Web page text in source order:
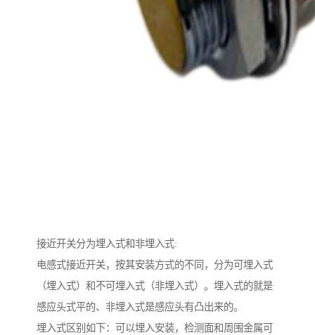
接近开关分为埋入式和非埋入式:
电感式接近开关，按其安装方式的不同，分为可埋入式
（埋入式）和不可埋入式（非埋入式）。埋入式的就是
感应头式平的、非埋入式是感应头有凸出来的。
埋入式区别如下：可以埋入安装，检测面和周围金属可